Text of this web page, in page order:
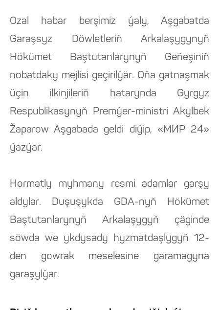
Ozal habar berşimiz ýaly, Aşgabatda
Garaşsyz Döwletleriň Arkalaşygynyň
Hökümet Baştutanlarynyň Geňeşiniň
nobatdaky mejlisi geçirilýär. Oňa gatnaşmak
üçin ilkinjileriň hatarynda Gyrgyz
Respublikasynyň Premýer-ministri Akylbek
Žaparow Aşgabada geldi diýip, «МИР 24»
ýazýar.
Hormatly myhmany resmi adamlar garşy
aldylar. Duşuşykda GDA-nyň Hökümet
Baştutanlarynyň Arkalaşygyň çäginde
söwda we ykdysady hyzmatdaşlygyň 12-
den gowrak meselesine garamagyna
garaşylýar.